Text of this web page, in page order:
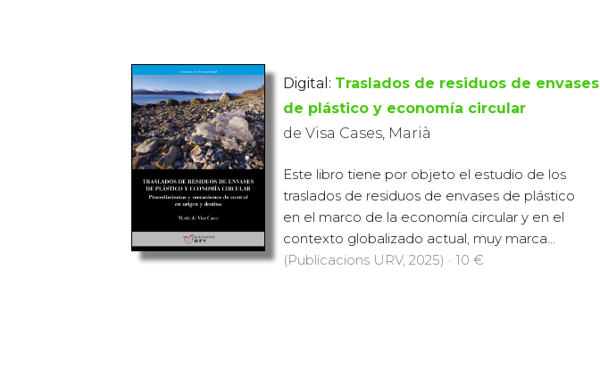
Digital: Traslados de residuos de envases
de plástico y economía circular
de Visa Cases, Marià
Este libro tiene por objeto el estudio de los
traslados de residuos de envases de plástico
en el marco de la economía circular y en el
contexto globalizado actual, muy marca...
(Publicacions URV, 2025) · 10 €